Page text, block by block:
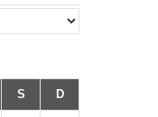
S D